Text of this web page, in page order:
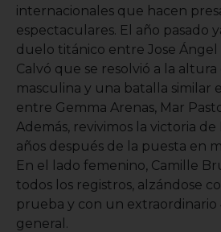
internacionales que hacen
espectaculares. El año pasado
duelo titánico entre Jose Ángel
Calvó que se resolvió a la altura
masculina y una batalla similar
entre Gemma Arenas, Mar
Además, revivimos la victoria de
años después de la puesta en
En el lado femenino, Camille
todos los registros, alzándose
prueba y con un extraordinario
general.